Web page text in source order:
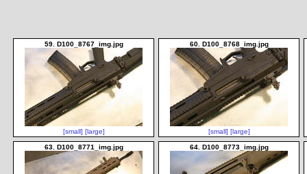
59. D100_8767_img.jpg
[small] [large]
60. D100_8768_img.jpg
[small] [large]
63. D100_8771_img.jpg 64. D100_8773_img.jpg